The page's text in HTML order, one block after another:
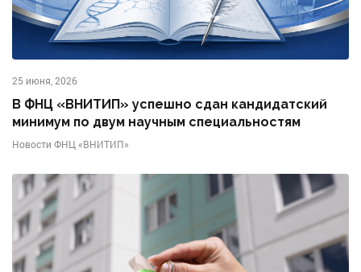
25 июня, 2026
В ФНЦ «ВНИТИП» успешно сдан кандидатский
минимум по двум научным специальностям
Новости ФНЦ «ВНИТИП»